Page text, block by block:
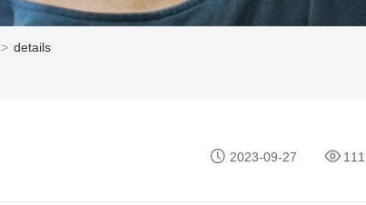
> details
2023-09-27